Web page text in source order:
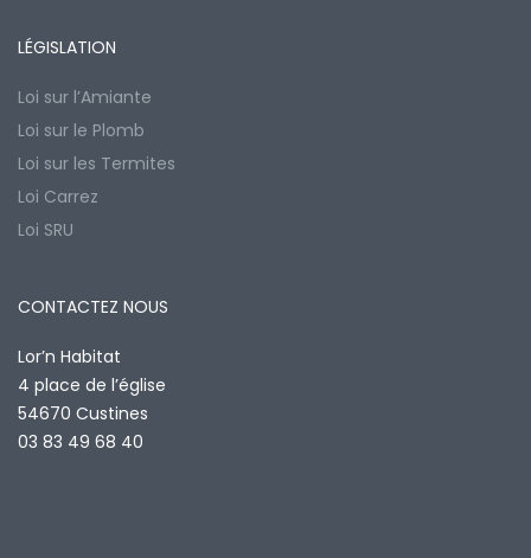
LÉGISLATION
Loi sur l’Amiante
Loi sur le Plomb
Loi sur les Termites
Loi Carrez
Loi SRU
CONTACTEZ NOUS
Lor’n Habitat
4 place de l’église
54670 Custines
03 83 49 68 40